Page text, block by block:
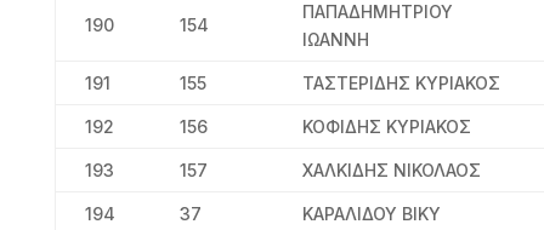
190 154
ΠΑΠΑΔΗΜΗΤΡΙΟΥ
ΙΩΑΝΝΗ
191 155 ΤΑΣΤΕΡΙΔΗΣ ΚΥΡΙΑΚΟΣ
192 156 ΚΟΦΙΔΗΣ ΚΥΡΙΑΚΟΣ
193 157 ΧΑΛΚΙΔΗΣ ΝΙΚΟΛΑΟΣ
194 37 ΚΑΡΑΛΙΔΟΥ ΒΙΚΥ